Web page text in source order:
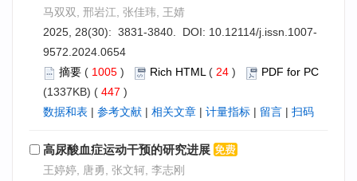
马双双, 邢岩江, 张佳玮, 王婧
2025, 28(30): 3831-3840. DOI: 10.12114/j.issn.1007-
9572.2024.0654
摘要 ( 1005 ) Rich HTML( 24 )
PDF for PC
(1337KB) ( 447 )
数据和表 | 参考文献 | 相关文章 | 计量指标 | 留言 | 扫码
高尿酸血症运动干预的研究进展
王婷婷, 唐勇, 张文轲, 李志刚